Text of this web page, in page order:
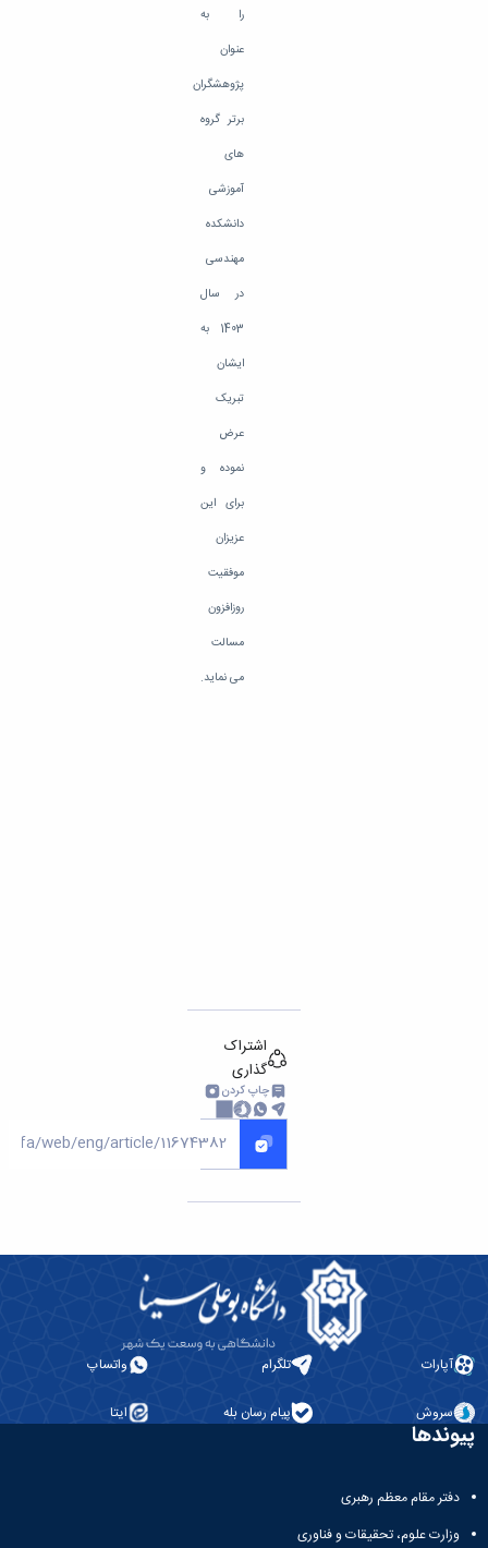
را به
عنوان
پژوهشگران
برتر گروه
های
آموزشی
دانشکده
مهندسی
در سال
1403 به
ایشان
تبریک
عرض
نموده و
برای این
عزیزان
موفقیت
روزافزون
مسالت
می نماید.
اشتراک
گذاری
چاپ کردن
آپارات تلگرام واتساپ
سروش پیام رسان بله ایتا
پیوندها
دفتر مقام معظم رهبری
وزارت علوم، تحقیقات و فناوری